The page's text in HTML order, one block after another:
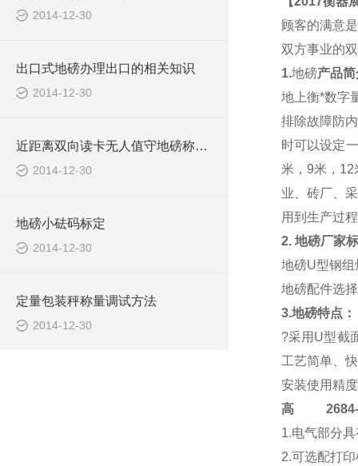
2014-12-30
出口式地磅办理出口的相关知识
2014-12-30
近距离双向读卡无人值守地磅称重系统报价清单
2014-12-30
地磅小砝码标定
2014-12-30
定量包装秤称量调试方法
2014-12-30
顾客的满意是
双方事业的
1.地磅产品
地上衡*数字
排除故障防
时可以设定
米，9米，12
业、砖厂、
用到生产过
2. 地磅厂家
地磅U型钢组
地磅配件选
3.地磅特点：
?采用U型截
工艺简单、
安装使用精
高2684-
1.电气部分
2.可选配打